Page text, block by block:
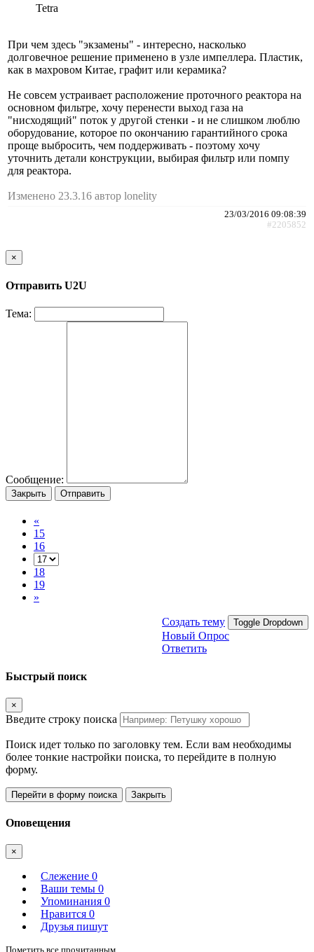
Tetra
При чем здесь "экзамены" - интересно, насколько
долговечное решение применено в узле импеллера. Пластик,
как в махровом Китае, графит или керамика?
Не совсем устраивает расположение проточного реактора на
основном фильтре, хочу перенести выход газа на
"нисходящий" поток у другой стенки - и не слишком люблю
оборудование, которое по окончанию гарантийного срока
проще выбросить, чем поддерживать - поэтому хочу
уточнить детали конструкции, выбирая фильтр или помпу
для реактора.
Изменено 23.3.16 автор lonelity
23/03/2016 09:08:39
#2205852
×
Отправить U2U
Тема:
Сообщение:
Закрыть Отправить
«
15
16
18
19
»
Создать тему Toggle Dropdown
Новый Опрос
Ответить
Быстрый поиск
×
Введите строку поиска
Поиск идет только по заголовку тем. Если вам необходимы
более тонкие настройки поиска, то перейдите в полную
форму.
Перейти в форму поиска Закрыть
Оповещения
×
Слежение 0
Ваши темы 0
Упоминания 0
Нравится 0
Друзья пишут
Пометить все прочитанным